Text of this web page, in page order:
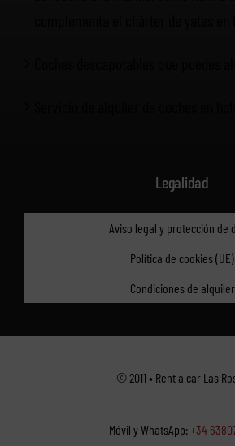
Legalidad
Aviso legal y protección de
Política de cookies (UE)
Condiciones de alquiler
© 2011 • Rent a car Las
Móvil y WhatsApp:+34